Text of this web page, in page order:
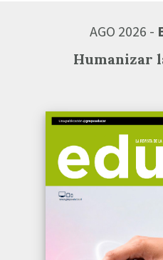
AGO 2026 -
Humanizar